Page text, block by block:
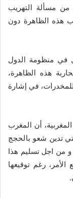
من مسألة التهريب
هذه الظاهرة دون
في منظومة الدول
هذه الظاهرة،
في إشارة
أن المغرب
تدين شعو بالحجج
و من اجل تسليم هذا
رغم توقيعها